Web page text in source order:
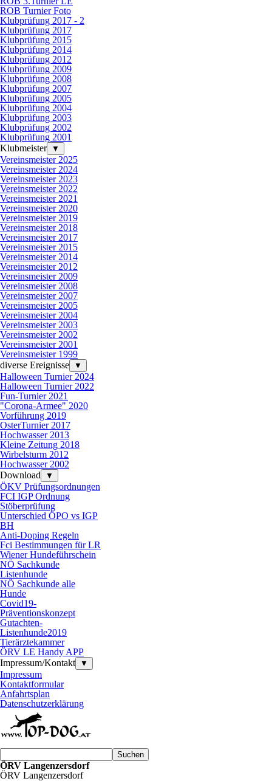
ROB Turnier Foto
Klubprüfung 2017 - 2
Klubprüfung 2017
Klubprüfung 2015
Klubprüfung 2014
Klubprüfung 2012
Klubprüfung 2009
Klubprüfung 2008
Klubprüfung 2007
Klubprüfung 2005
Klubprüfung 2004
Klubprüfung 2003
Klubprüfung 2002
Klubprüfung 2001
Klubmeister
▼
Vereinsmeister 2025
Vereinsmeister 2024
Vereinsmeister 2023
Vereinsmeister 2022
Vereinsmeister 2021
Vereinsmeister 2020
Vereinsmeister 2019
Vereinsmeister 2018
Vereinsmeister 2017
Vereinsmeister 2015
Vereinsmeister 2014
Vereinsmeister 2012
Vereinsmeister 2009
Vereinsmeister 2008
Vereinsmeister 2007
Vereinsmeister 2005
Vereinsmeister 2004
Vereinsmeister 2003
Vereinsmeister 2002
Vereinsmeister 2001
Vereinsmeister 1999
diverse Ereignisse
▼
Halloween Turnier 2024
Halloween Turnier 2022
Fun-Turnier 2021
"Corona-Armee" 2020
Vorführung 2019
OsterTurnier 2017
Hochwasser 2013
Kleine Zeitung 2018
Wirbelsturm 2012
Hochwasser 2002
Download
▼
ÖKV Prüfungsordnungen
FCI IGP Ordnung
Stöberprüfung
Unterschied ÖPO vs IGP
BH
Anti-Doping Regeln
Fci Bestimmungen für LR
Wiener Hundeführschein
NÖ Sachkunde
Listenhunde
NÖ Sachkunde alle
Hunde
Covid19-
Präventionskonzept
Gutachten-
Listenhunde2019
Tierärztekammer
ÖRV LE Handy APP
Impressum/Kontakt
▼
Impressum
Kontaktformular
Anfahrtsplan
Datenschutzerklärung
Suchen
ÖRV Langenzersdorf
ÖRV Langenzersdorf